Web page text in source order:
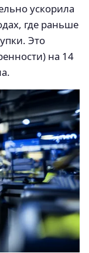
ускорила
где раньше
Это
на 14